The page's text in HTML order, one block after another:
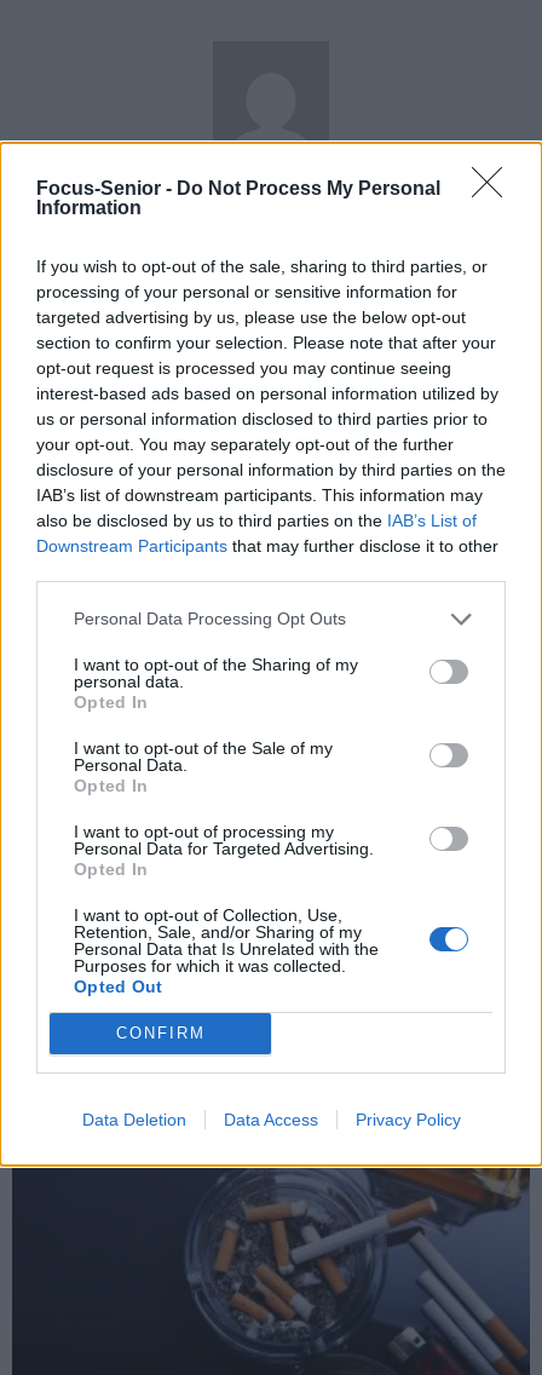
Focus-Senior - Do Not Process My Personal
Information
If you wish to opt-out of the sale, sharing to third parties, or
processing of your personal or sensitive information for
targeted advertising by us, please use the below opt-out
section to confirm your selection. Please note that after your
opt-out request is processed you may continue seeing
interest-based ads based on personal information utilized by
us or personal information disclosed to third parties prior to
your opt-out. You may separately opt-out of the further
disclosure of your personal information by third parties on the
IAB’s list of downstream participants. This information may
also be disclosed by us to third parties on the IAB’s List of
Downstream Participants that may further disclose it to other
Personal Data Processing Opt Outs
I want to opt-out of the Sharing of my
personal data.
Opted In
I want to opt-out of the Sale of my
Personal Data.
Opted In
I want to opt-out of processing my
Personal Data for Targeted Advertising.
Opted In
I want to opt-out of Collection, Use,
Retention, Sale, and/or Sharing of my
Personal Data that Is Unrelated with the
Purposes for which it was collected.
Opted Out
CONFIRM
Data Deletion Data Access Privacy Policy
news
RELATED ARTICLES MORE FROM AUTHOR
Sieste après 65 ans : la
clé pour préserver votre
cerveau ou le mettre en
danger
Ménopause et
problèmes urinaires : le
secret inattendu des
sous-vêtements à
découvrir
Ménopause précoce : le
risque accru
ignorer
dentiste?
15 mars 2022
10 aliments qui perturbent votre horloge biologique
5 octobre 2021
Accoucher sans péridurale
17 novembre 2020
Coronavirus : moins de patients à l’hôpital
23 juin 2021
My Favorites